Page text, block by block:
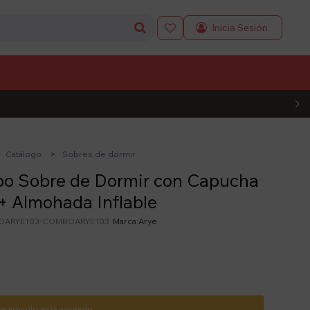

Catálogo Sobres de dormir
Sobre de Dormir con Capucha
Almohada Inflable
COMBOARYE103 Arye